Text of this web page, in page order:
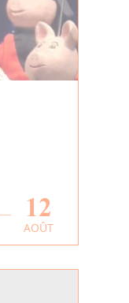
12
AOÛT